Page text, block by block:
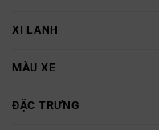
XI LANH
MÀU XE
ĐẶC TRƯNG